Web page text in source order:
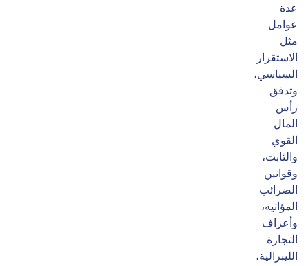
عدة
عوامل
مثل
الاستقرار
السياسي،
وتدفق
رأس
المال
القوي
والثابت،
وقوانين
الضرائب
المؤاتية،
وأعراف
التجارة
الليبرالية،